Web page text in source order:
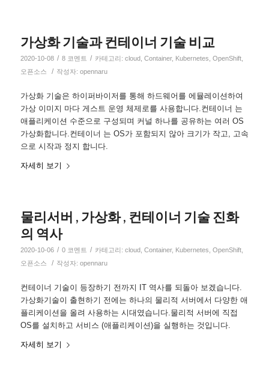
가상화 기술과 컨테이너 기술 비교
2020-10-08 / 8 코멘트 / 카테고리: cloud, Container, Kubernetes OpenShift,
오픈소스
/ 작성자: opennaru
가상화 기술은 하이퍼바이저를 통해 하드웨어를 에뮬레이션하여
가상 이미지 마다 게스트 운영 체제로를 사용합니다.컨테이너 는
애플리케이션 수준으로 구성되며 커널 하나를 공유하는 여러 OS
가상화합니다.컨테이너 는 OS가 포함되지 않아 크기가 작고, 고속
으로 시작과 정지 합니다.
자세히 보기
물리서버 , 가상화 , 컨테이너 기술 진화
의 역사
2020-10-06 / 0 코멘트 / 카테고리: cloud Container, Kubernetes OpenShift,
오픈소스
/ 작성자: opennaru
컨테이너 기술이 등장하기 전까지 IT 역사를 되돌아 보겠습니다.
가상화기술이 출현하기 전에는 하나의 물리적 서버에서 다양한 애
플리케이션을 올려 사용하는 시대였습니다.물리적 서버에 직접
OS를 설치하고 서비스 (애플리케이션)을 실행하는 것입니다.
자세히 보기